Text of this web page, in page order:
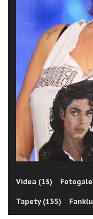
Videa (13)
Tapety (135)